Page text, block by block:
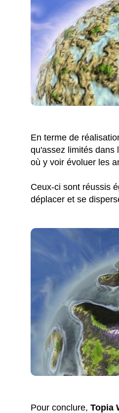
En terme de
qu'assez limités dans
où y voir évoluer les
Ceux-ci sont réussis
déplacer et se
Pour conclure,Topia